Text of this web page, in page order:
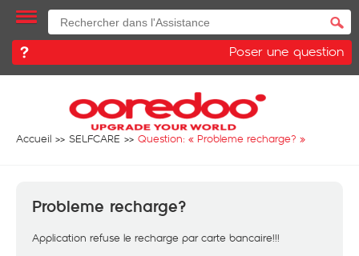
Poser une question
Accueil SELFCARE Question: « Probleme recharge? »
Probleme recharge?
Application refuse le recharge par carte bancaire!!!